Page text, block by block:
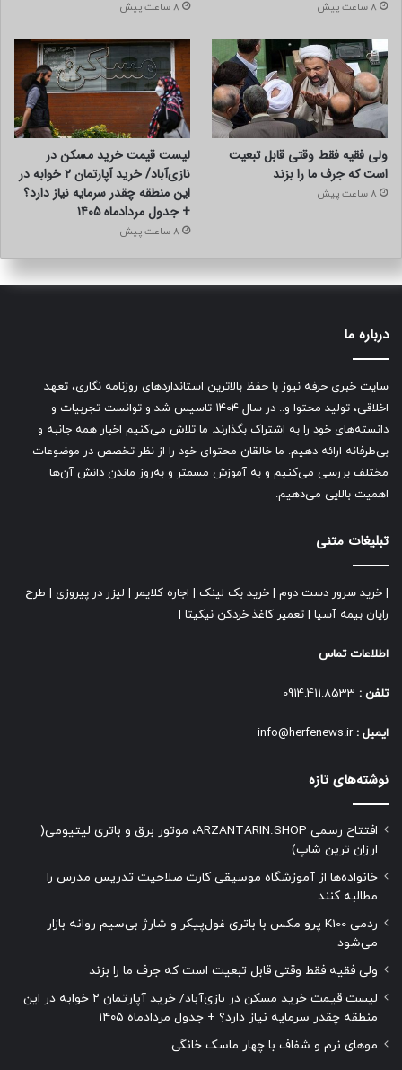
8 ساعت پیش 8 ساعت پیش
ولی فقیه فقط وقتی قابل تبعیت
است که جرف ما را بزند
8 ساعت پیش
لیست قیمت خرید مسکن در
نازی‌آباد/ خرید آپارتمان ۲ خوابه در
این منطقه چقدر سرمایه نیاز دارد؟
+ جدول مردادماه ۱۴۰۵
8 ساعت پیش
درباره ما
سایت خبری حرفه نیوز با حفظ بالاترین استانداردهای روزنامه نگاری، تعهد
اخلاقی، تولید محتوا و.. در سال ۱۴۰۴ تاسیس شد و توانست تجربیات و
دانسته‌های خود را به اشتراک بگذارند. ما تلاش می‌کنیم اخبار همه جانبه و
بی‌طرفانه ارائه دهیم. ما خالقان محتوای خود را از نظر تخصص در موضوعات
مختلف بررسی می‌کنیم و به آموزش مسمتر و به‌روز ماندن دانش آن‌ها
اهمیت بالایی می‌دهیم.
تبلیغات متنی
خرید سرور دست دوم خرید بک لینک اجاره کلایمر لیزر در پیروزی
طرح
رایان بیمه آسیا
تعمیر کاغذ خردکن نیکیتا
اطلاعات تماس
تلفن :
ایمیل : info@herfenews.ir
نوشته‌های تازه
افتتاح رسمی ARZANTARIN.SHOP، موتور برق و باتری لیتیومی(
ارزان ترین شاپ)
خانواده‌ها از آموزشگاه موسیقی کارت صلاحیت تدریس مدرس را
مطالبه کنند
ردمی K100 پرو مکس با باتری غول‌پیکر و شارژ بی‌سیم روانه بازار
می‌شود
ولی فقیه فقط وقتی قابل تبعیت است که جرف ما را بزند
لیست قیمت خرید مسکن در نازی‌آباد/ خرید آپارتمان ۲ خوابه در این
منطقه چقدر سرمایه نیاز دارد؟ + جدول مردادماه ۱۴۰۵
موهای نرم و شفاف با چهار ماسک خانگی